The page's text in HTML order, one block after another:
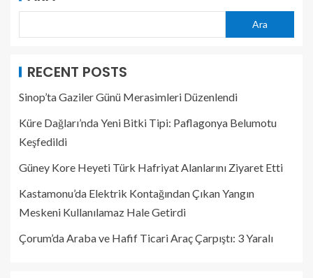
Ara
RECENT POSTS
Sinop’ta Gaziler Günü Merasimleri Düzenlendi
Küre Dağları’nda Yeni Bitki Tipi: Paflagonya Belumotu
Keşfedildi
Güney Kore Heyeti Türk Hafriyat Alanlarını Ziyaret Etti
Kastamonu’da Elektrik Kontağından Çıkan Yangın
Meskeni Kullanılamaz Hale Getirdi
Çorum’da Araba ve Hafif Ticari Araç Çarpıştı: 3 Yaralı